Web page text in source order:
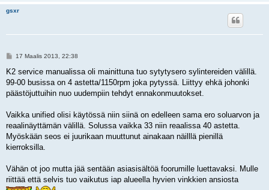
gsxr
V
e
t
i
17 Maalis 2013, 22:38
K2 service manualissa oli mainittuna tuo sytytysero sylintereiden välillä.
99-00 busissa on 4 astetta/1150rpm joka pytyssä. Liittyy ehkä johonki
päästöjuttuihin nuo uudempiin tehdyt ennakonmuutokset.
Vaikka unified olisi käytössä niin siinä on edelleen sama ero soluarvon ja
reaalinäyttämän välillä. Solussa vaikka 33 niin reaalissa 40 astetta.
Myöskään seos ei juurikaan muuttunut ainakaan näilllä pienillä
kierroksilla.
Vähän ot joo mutta jää sentään asiasisältöä foorumille luettavaksi. Mulle
riittää että selvis tuo vaikutus iap alueella hyvien vinkkien ansiosta